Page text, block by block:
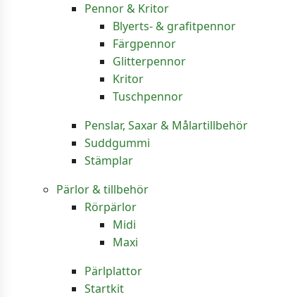
Pennor & Kritor
Blyerts- & grafitpennor
Färgpennor
Glitterpennor
Kritor
Tuschpennor
Penslar, Saxar & Målartillbehör
Suddgummi
Stämplar
Pärlor & tillbehör
Rörpärlor
Midi
Maxi
Pärlplattor
Startkit